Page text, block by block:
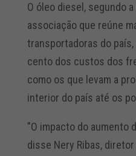
O óleo diesel, segundo
associação que reúne
transportadoras do
cento dos custos dos
como os que levam a
interior do país até os
"O impacto do aumento
disse Nery Ribas,